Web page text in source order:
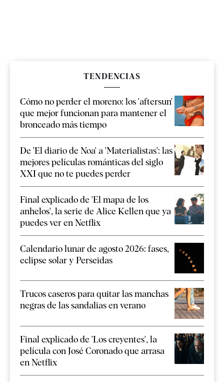
TENDENCIAS
Cómo no perder el moreno: los 'aftersun'
que mejor funcionan para mantener el
bronceado más tiempo
De 'El diario de Noa' a 'Materialistas': las
mejores películas románticas del siglo
XXI que no te puedes perder
Final explicado de 'El mapa de los
anhelos', la serie de Alice Kellen que ya
puedes ver en Netflix
Calendario lunar de agosto 2026: fases,
eclipse solar y Perseidas
Trucos caseros para quitar las manchas
negras de las sandalias en verano
Final explicado de 'Los creyentes', la
película con José Coronado que arrasa
en Netflix